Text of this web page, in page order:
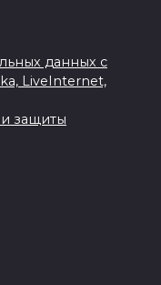
данных с
LiveInternet,
защиты